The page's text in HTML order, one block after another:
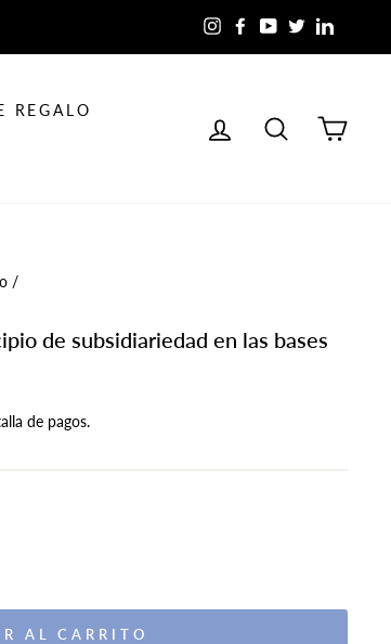
InstagramFacebookYouTube
Twitter
REGALO
INGRESAR
BUSCAR
/
de subsidiariedad en las bases
de pagos.
AL CARRITO